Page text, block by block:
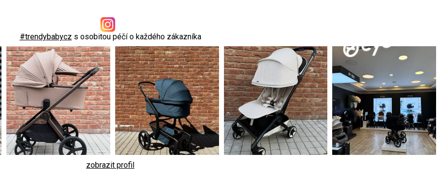
#trendybabycz s osobitou péčí o každého zákazníka
zobrazit profil